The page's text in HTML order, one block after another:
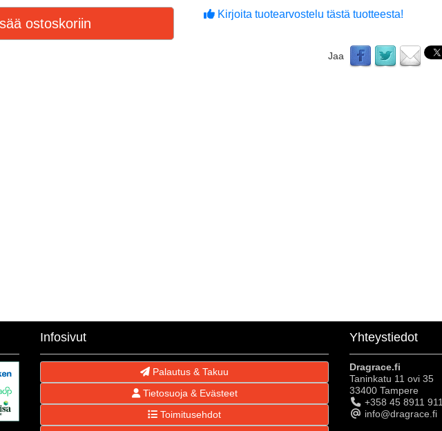
ostoskoriin
Kirjoita tuotearvostelu tästä tuotteesta!
Jaa
Infosivut
Palautus & Takuu
Tietosuoja & Evästeet
Toimitusehdot
Yhteystiedot
Dragrace.fi
Taninkatu 11 ovi 35
33400 Tampere
+358 45 8911 911
info@dragrace.fi